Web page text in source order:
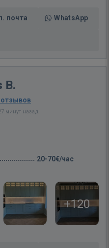
почта WhatsApp
B.
отзывов
минут назад
20-70€/час
+120